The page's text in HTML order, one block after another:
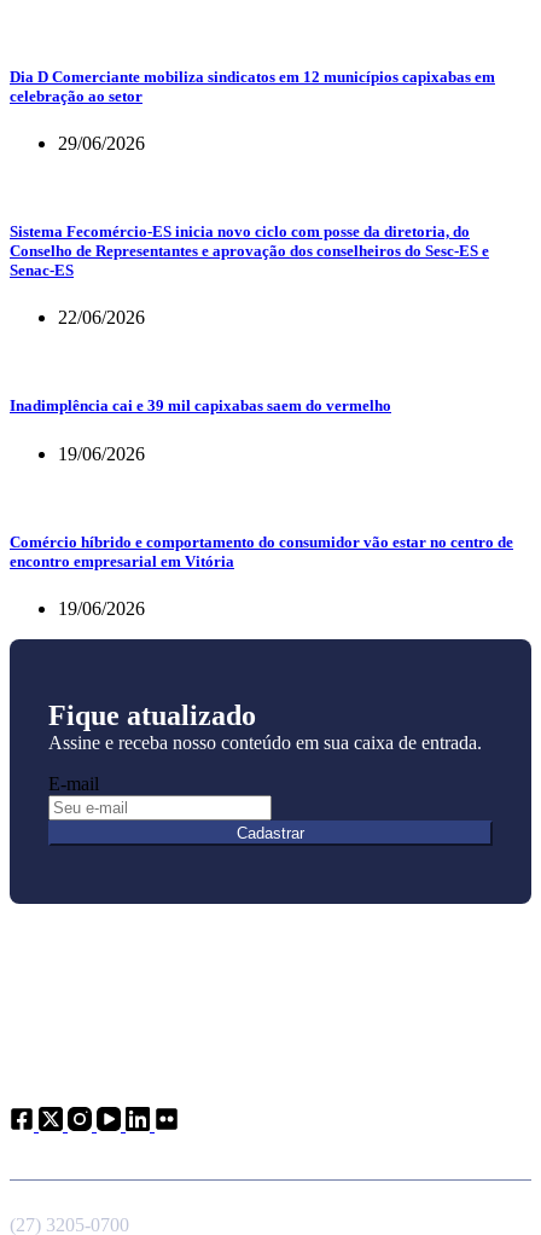
Dia D Comerciante mobiliza sindicatos em 12 municípios capixabas em
celebração ao setor
29/06/2026
Sistema Fecomércio-ES inicia novo ciclo com posse da diretoria, do
Conselho de Representantes e aprovação dos conselheiros do Sesc-ES e
Senac-ES
22/06/2026
Inadimplência cai e 39 mil capixabas saem do vermelho
19/06/2026
Comércio híbrido e comportamento do consumidor vão estar no centro de
encontro empresarial em Vitória
19/06/2026
Fique atualizado
Assine e receba nosso conteúdo em sua caixa de entrada.
E-mail
Cadastrar
(27) 3205-0700